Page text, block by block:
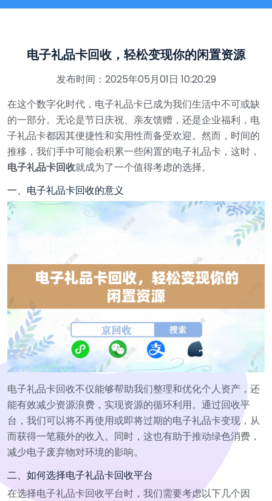
电子礼品卡回收，轻松变现你的闲置资源
发布时间：2025年05月01日 10:20:29
在这个数字化时代，电子礼品卡已成为我们生活中不可或缺
的一部分。无论是节日庆祝、亲友馈赠，还是企业福利，电
子礼品卡都因其便捷性和实用性而备受欢迎。然而，时间的
推移，我们手中可能会积累一些闲置的电子礼品卡，这时，
电子礼品卡回收就成为了一个值得考虑的选择。
一、电子礼品卡回收的意义
电子礼品卡回收不仅能够帮助我们整理和优化个人资产，还
能有效减少资源浪费，实现资源的循环利用。通过回收平
台，我们可以将不再使用或即将过期的电子礼品卡变现，从
而获得一笔额外的收入。同时，这也有助于推动绿色消费，
减少电子废弃物对环境的影响。
二、如何选择电子礼品卡回收平台
在选择电子礼品卡回收平台时，我们需要考虑以下几个因